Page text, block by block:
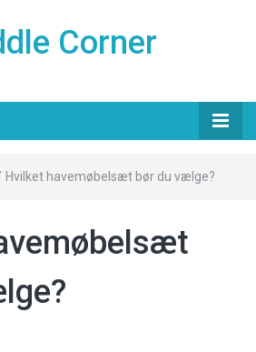
Corner
Hvilket havemøbelsæt bør du vælge?